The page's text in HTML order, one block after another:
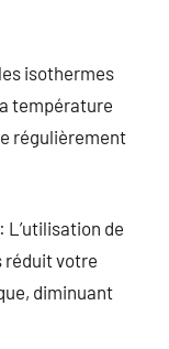
isothermes
température
régulièrement
L’utilisation de
réduit votre
diminuant